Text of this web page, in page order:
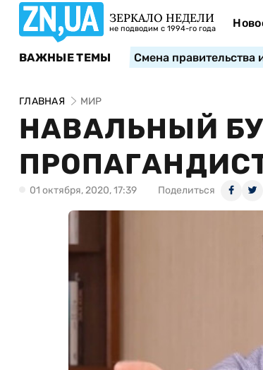
ЗЕРКАЛО НЕДЕЛИ
не подводим с 1994-го года
ВАЖНЫЕ ТЕМЫ Смена правительства
ГЛАВНАЯ МИР
НАВАЛЬНЫЙ
01 октября, 2020, 17:39 Поделиться